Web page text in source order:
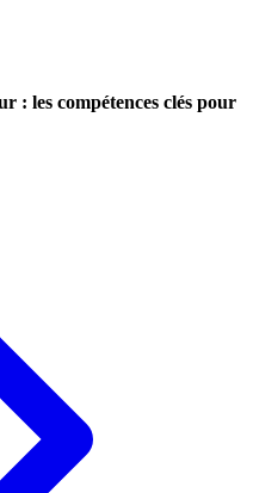
: les compétences clés pour